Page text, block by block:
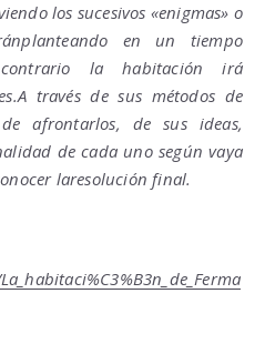
los sucesivos «enigmas» o
en un tiempo
la habitación irá
través de sus métodos de
afrontarlos, de sus ideas,
de cada uno según vaya
laresolución final.